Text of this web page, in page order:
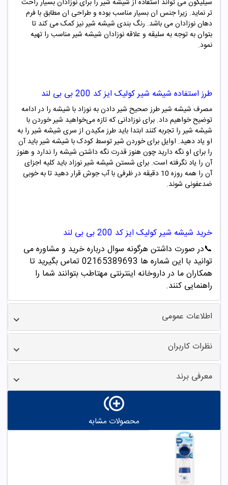
تر نماید. زیرا جنس ان بسیار مناسب بوده و طراحی ان مطابق با فرم
دهان نوزادان می باشد. رنگ بندی شیشه شیر نیز کمک می کند تا
بتوان به توجه به سلیقه و علاقه نوزادان شیشه شیر مناسب را تهیه
نمود.
طرز استفاده شیشه شیر کولیک ایز کد 200 بی بی لند
مصرف شیشه شیر طرز صحیح شیر دادن به نوزاد با شیشه را در ادامه
توضیح خواهیم داد. برای نوزادانی که تازه می‌خواهید شیر خوردن با
شیشه شیر را تجربه کنند ابتدا باید طرز مکیدن از سری شیشه شیر را به
او یاد دهید. اوایل برای خوردن شیر توسط کودک با شیشه شیر باید آن
را برای او نگه دارید چون هنوز قدرت نگه داشتن شیشه را ندارد و هنوز
آن را یاد نگرفته است. برای شستن شیشه شیر نوزاد باید کلیه اجزای
آن را همه روزه 10 دقیقه در ظرفی با آب جوش قرار دهید تا به خوبی
ضدعفونی شوند.
خرید شیشه شیر کولیک ایز کد 200 بی بی لند
📞در صورت داشتن هرگونه سوال درباره خرید و مشاوره می
توانید با این شماره ها 02165389693
تماس بگیرید تا
همکاران ما در داروخانه اینترنتی مهتاطب بتوانند شما را
راهنمایی کنند.
اطلاعات عمومی
نظرات کاربران
معرفی برند
محصولات مشابه